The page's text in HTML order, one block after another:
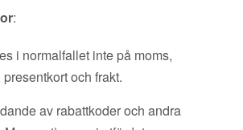
:
i normalfallet inte på moms,
och frakt.
av rabattkoder och andra